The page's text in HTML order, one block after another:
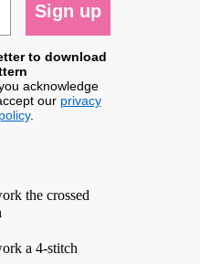
Sign up
to download
acknowledge
our privacy
.
the crossed
a 4-stitch